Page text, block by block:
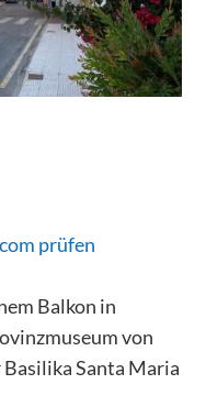
prüfen
Balkon in
von
Santa Maria